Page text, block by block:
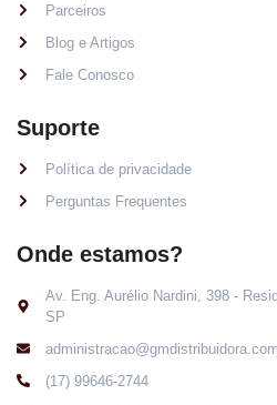
Parceiros
Blog e Artigos
Fale Conosco
Suporte
Política de privacidade
Perguntas Frequentes
Onde estamos?
Av. Eng. Aurélio Nardini, 398 -
SP
(17) 99646-2744